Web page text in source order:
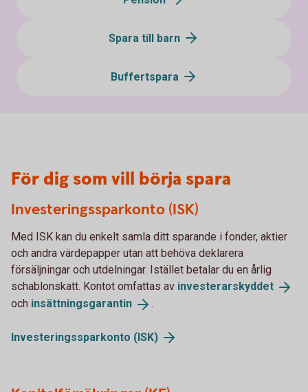
Spara till barn
Buffertspara
För dig som vill börja spara
Investeringssparkonto (ISK)
Med ISK kan du enkelt samla ditt sparande i fonder, aktier
och andra värdepapper utan att behöva deklarera
försäljningar och utdelningar. Istället betalar du en årlig
schablonskatt. Kontot omfattas av investerarskyddet
och insättningsgarantin .
Investeringssparkonto (ISK)